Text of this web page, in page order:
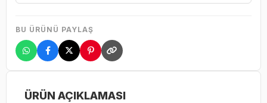
BU ÜRÜNÜ PAYLAŞ
ÜRÜN AÇIKLAMASI